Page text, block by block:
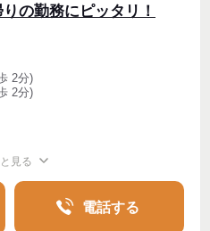
の勤務にピッタリ！
2分)
2分)
見る
電話する